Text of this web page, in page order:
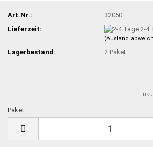
Art.Nr.:
32050
Lieferzeit:
2-4
(Ausland
Lagerbestand: 2Paket
inkl.
Paket: